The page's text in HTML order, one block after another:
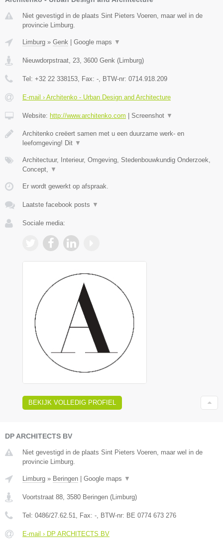
Niet gevestigd in de plaats Sint Pieters Voeren, maar wel in de
provincie Limburg.
Limburg » Genk Google maps ▼
Nieuwdorpstraat, 23, 3600 Genk (Limburg)
Tel: +32 22 338153, Fax: -, BTW-nr: 0714.918.209
E-mail › Architenko - Urban Design and Architecture
Website: http://www.architenko.com Screenshot ▼
Architenko creëert samen met u een duurzame werk- en
leefomgeving! Dit ▼
Architectuur, Interieur, Omgeving, Stedenbouwkundig Onderzoek,
Concept, ▼
Er wordt gewerkt op afspraak.
Laatste facebook posts ▼
Sociale media:
BEKIJK VOLLEDIG PROFIEL
DP ARCHITECTS BV
Niet gevestigd in de plaats Sint Pieters Voeren, maar wel in de
provincie Limburg.
Limburg » Beringen Google maps ▼
Voortstraat 88, 3580 Beringen (Limburg)
Tel: 0486/27.62.51, Fax: -, BTW-nr: BE 0774 673 276
E-mail › DP ARCHITECTS BV